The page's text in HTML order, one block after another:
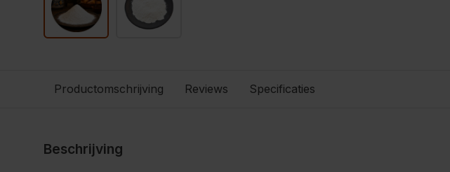
Productomschrijving Reviews Specificaties
Beschrijving